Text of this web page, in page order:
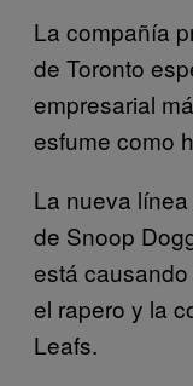
La compañía
de Toronto
empresarial
esfume como
La nueva
de Snoop
está
el rapero y la
Leafs.